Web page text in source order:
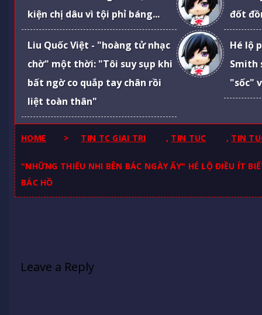
kiện chị dâu vì tội phỉ báng...
đốt
Liu Quốc Việt - "hoàng tử nhạc
chờ" một thời: "Tôi suy sụp khi
bất ngờ co quắp tay chân rồi
liệt toàn thân"
Hé lộ
Smith
"sốc"
HOME > TIN TC GIAI TRI , TIN TUC , TIN
"NHỮNG THIẾU NHI BÊN BÁC NGÀY ẤY" HÉ LỘ ĐIỀU ÍT
BÁC HỒ
Leave a Reply